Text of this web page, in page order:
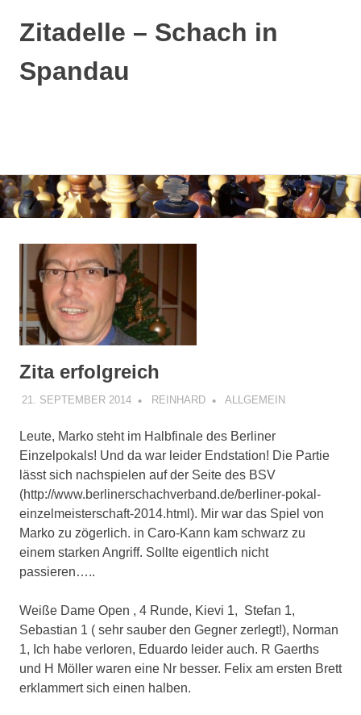
Zum
Inhalt
springen
Zitadelle – Schach in
Spandau
Zita erfolgreich
21. SEPTEMBER 2014 REINHARD ALLGEMEIN
Leute, Marko steht im Halbfinale des Berliner
Einzelpokals! Und da war leider Endstation! Die Partie
lässt sich nachspielen auf der Seite des BSV
(http://www.berlinerschachverband.de/berliner-pokal-
einzelmeisterschaft-2014.html). Mir war das Spiel von
Marko zu zögerlich. in Caro-Kann kam schwarz zu
einem starken Angriff. Sollte eigentlich nicht
passieren…..
Weiße Dame Open , 4 Runde, Kievi 1, Stefan 1,
Sebastian 1 ( sehr sauber den Gegner zerlegt!), Norman
1, Ich habe verloren, Eduardo leider auch. R Gaerths
und H Möller waren eine Nr besser. Felix am ersten Brett
erklammert sich einen halben.